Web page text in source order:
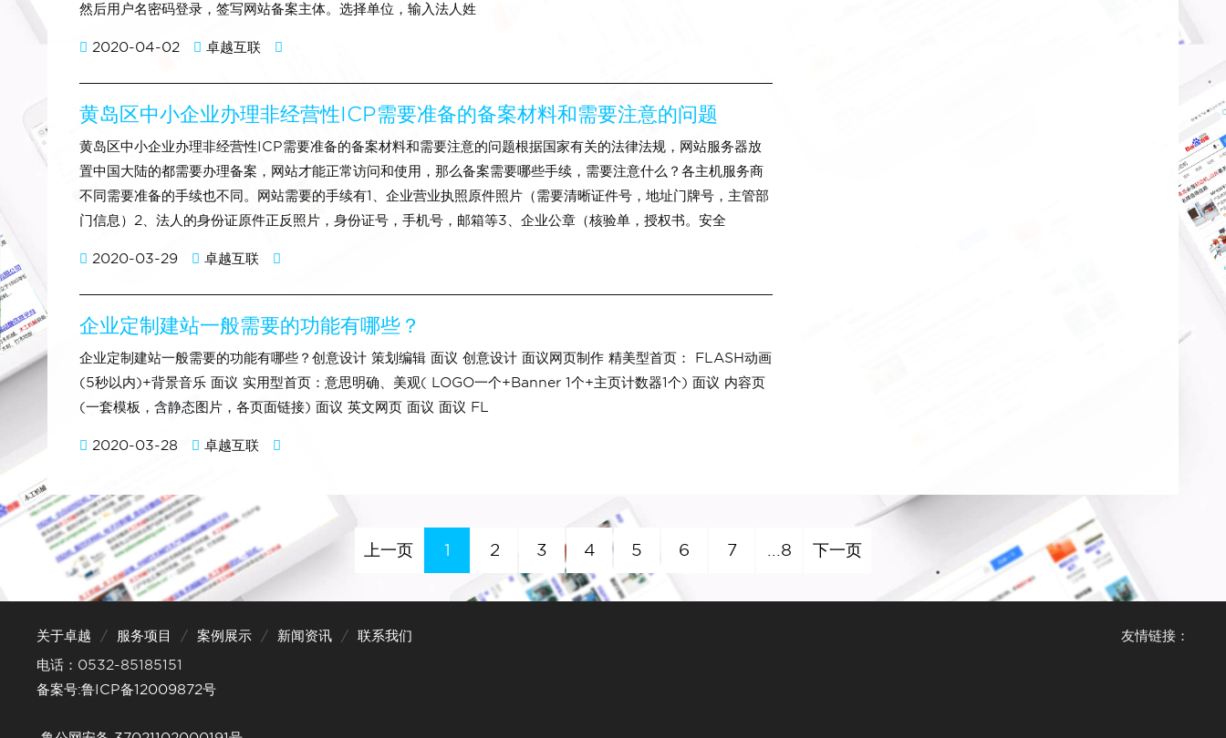
然后用户名密码登录，签写网站备案主体。选择单位，输入法人姓
2020-04-02 卓越互联
黄岛区中小企业办理非经营性ICP需要准备的备案材料和需要注意的问题
黄岛区中小企业办理非经营性ICP需要准备的备案材料和需要注意的问题根据国家有关的法律法规，网站服务器放
置中国大陆的都需要办理备案，网站才能正常访问和使用，那么备案需要哪些手续，需要注意什么？各主机服务商
不同需要准备的手续也不同。网站需要的手续有1、企业营业执照原件照片（需要清晰证件号，地址门牌号，主管部
门信息）2、法人的身份证原件正反照片，身份证号，手机号，邮箱等3、企业公章（核验单，授权书。安全
2020-03-29 卓越互联
企业定制建站一般需要的功能有哪些？
企业定制建站一般需要的功能有哪些？创意设计 策划编辑 面议 创意设计 面议网页制作 精美型首页： FLASH动画
(5秒以内)+背景音乐 面议 实用型首页：意思明确、美观( LOGO一个+Banner 1个+主页计数器1个) 面议 内容页
(一套模板，含静态图片，各页面链接) 面议 英文网页 面议 面议 FL
2020-03-28 卓越互联
上一页 1 2 3 4 5 6 7 ...8 下一页
友情链接：
关于卓越 服务项目 案例展示 新闻资讯
联系我们
电话：0532-85185151
备案号:鲁ICP备12009872号